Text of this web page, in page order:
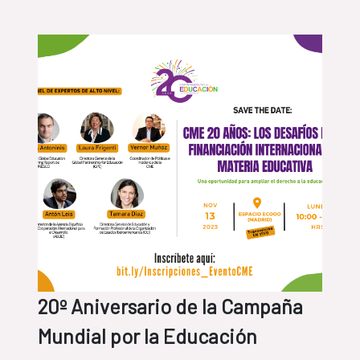
20º Aniversario de la Campaña
Mundial por la Educación